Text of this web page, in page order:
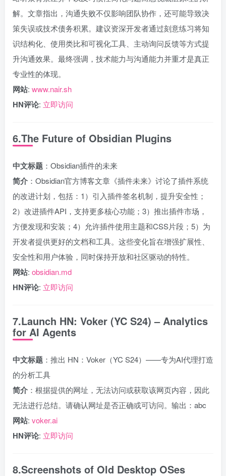
解。文章指出，沟通失败不仅影响团队协作，还可能导致决
策失误或技术债务积累。建议资深开发者通过刻意练习将知
识结构化、使用类比和可视化工具、主动询问反馈等方式提
升沟通效果。最终强调，技术能力与沟通能力并重才是真正
专业性的体现。
网站: www.nair.sh
HN评论: 立即访问
6.The Future of Obsidian Plugins
中文标题 ：Obsidian插件的未来
简介 ：Obsidian官方博客文章《插件未来》讨论了插件系统
的改进计划，包括：1）引入插件签名机制，提升安全性；
2）改进插件API，支持更多核心功能；3）推出插件市场，
方便发现和安装；4）允许插件使用主题和CSS片段；5）为
开发者提供更好的文档和工具。这些变化旨在增强扩展性、
安全性和用户体验，同时保持开放和社区驱动的特性。
网站: obsidian.md
HN评论: 立即访问
7.Launch HN: Voker (YC S24) – Analytics
for AI Agents
中文标题 ：推出 HN：Voker（YC S24）——专为AI代理打造
的分析工具
简介 ：根据提供的网址，无法访问或获取该网页内容，因此
无法进行总结。请确认网址是否正确或可访问。输出：abc
网站: voker.ai
HN评论: 立即访问
8.Screenshots of Old Desktop OSes